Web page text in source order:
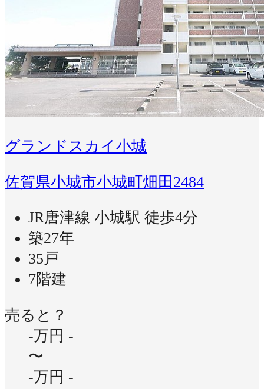
グランドスカイ小城
佐賀県小城市小城町畑田2484
JR唐津線 小城駅 徒歩4分
築27年
35戸
7階建
売ると？
-万円 -
〜
-万円 -